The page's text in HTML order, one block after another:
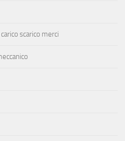
scarico merci